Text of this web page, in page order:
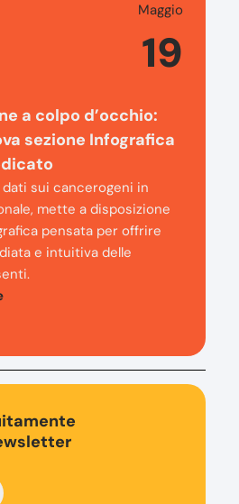
Maggio
19
a colpo d’occhio:
sezione Infografica
dati sui cancerogeni in
mette a disposizione
pensata per offrire
e intuitiva delle